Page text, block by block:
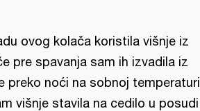
ovog kolača koristila višnje iz
pre spavanja sam ih izvadila iz
preko noći na sobnoj temperaturi
višnje stavila na cedilo u posudi